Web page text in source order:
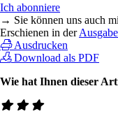
Ich abonniere
→ Sie können uns auch
Erschienen in der
Ausdrucken
Download als PDF
Wie hat Ihnen dieser